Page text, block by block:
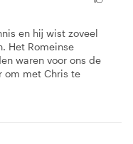
en hij wist zoveel
Het Romeinse
waren voor ons de
om met Chris te